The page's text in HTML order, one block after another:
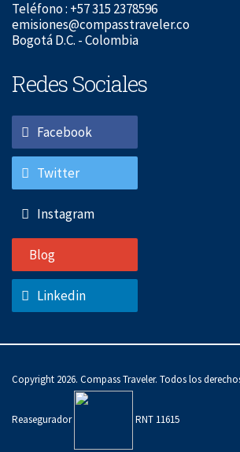
Teléfono : +57 315 2378596
emisiones@compasstraveler.co
Bogotá D.C. - Colombia
Redes Sociales
Facebook
Twitter
Instagram
Blog
Linkedin
Copyright 2026. Compass Traveler. Todos los
Reasegurador RNT 11615